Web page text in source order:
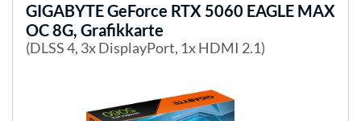
GIGABYTEGeForce RTX 5060 EAGLE MAX
OC 8G, Grafikkarte
(DLSS 4, 3x DisplayPort, 1x HDMI 2.1)